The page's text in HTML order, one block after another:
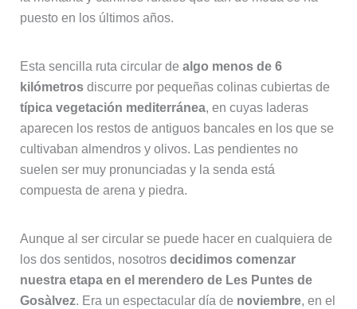
puesto en los últimos años.
Esta sencilla ruta circular de algo menos de 6
kilómetrosdiscurre por pequeñas colinas cubiertas de
típica vegetación mediterránea, en cuyas laderas
aparecen los restos de antiguos bancales en los que se
cultivaban almendros y olivos. Las pendientes no
suelen ser muy pronunciadas y la senda está
compuesta de arena y piedra.
Aunque al ser circular se puede hacer en cualquiera de
los dos sentidos, nosotros decidimos comenzar
nuestra etapa en el merendero de Les Puntes de
Gosàlvez. Era un espectacular día de noviembre, en el